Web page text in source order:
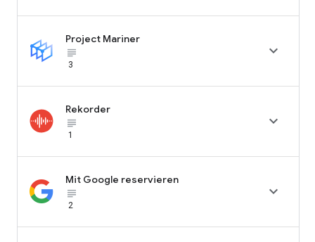
Project Mariner
subject_black
3

Rekorder
subject_black
1

Mit Google reservieren
subject_black
2
